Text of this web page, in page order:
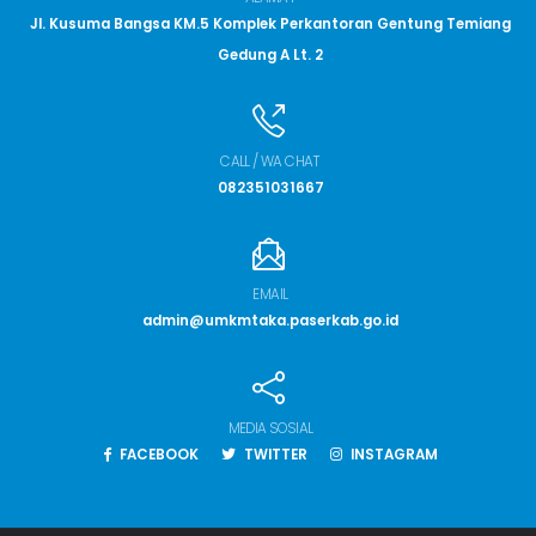
Jl. Kusuma Bangsa KM.5 Komplek Perkantoran Gentung Temiang
Gedung A Lt. 2
CALL / WA CHAT
082351031667
EMAIL
admin@umkmtaka.paserkab.go.id
MEDIA SOSIAL
FACEBOOK
TWITTER INSTAGRAM